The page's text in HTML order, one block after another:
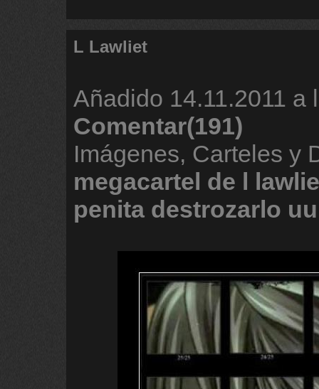
L Lawliet
Añadido 14.11.2011 a
Comentar(191)
Imágenes, Carteles y
megacartel de l
penita destrozarlo uu